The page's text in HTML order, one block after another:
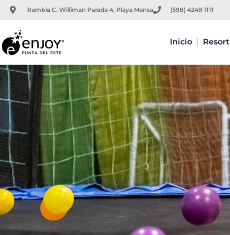
Rambla C. Williman Parada 4, Playa Mansa (598) 4249 1111
Inicio Resort